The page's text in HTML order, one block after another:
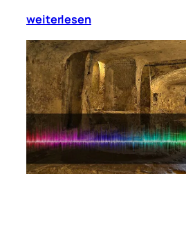
weiterlesen